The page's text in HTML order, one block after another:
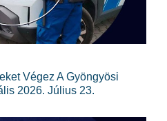
Végez A Gyöngyösi
2026. Július 23.